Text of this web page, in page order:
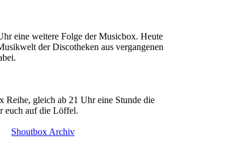
eine weitere Folge der Musicbox. Heute
der Discotheken aus vergangenen
Reihe, gleich ab 21 Uhr eine Stunde die
euch auf die Löffel.
Shoutbox Archiv